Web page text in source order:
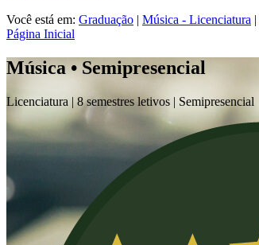
Você está em: Graduação | Música - Licenciatura |
Página Inicial
Música • Semipresencial
Licenciatura | 8 semestres letivos | Semipresencial